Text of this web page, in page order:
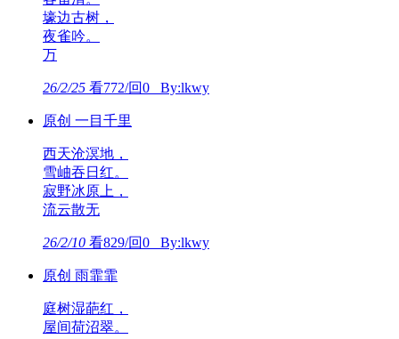
壕边古树，
夜雀吟。
万
26/2/25 看772/回0 By:lkwy
原创 一目千里
西天沧溟地，
雪岫吞日红。
寂野冰原上，
流云散无
26/2/10 看829/回0 By:lkwy
原创 雨霏霏
庭树湿葩红，
屋间荷沼翠。